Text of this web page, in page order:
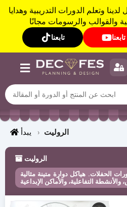
وتعلم الدورات التدريبية وهدايا
والقوالب والرسومات مجانًا
تابعنا تابعنا
يبدأ الروليت
الروليت
الحفلات. هياكل دوارة متينة مثالية